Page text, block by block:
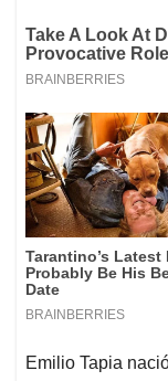
Emilio Tapia